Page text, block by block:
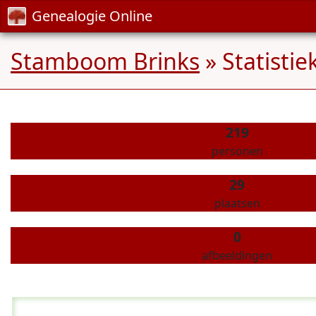
Genealogie Online
Stamboom Brinks »
219
personen
29
plaatsen
0
afbeeldingen